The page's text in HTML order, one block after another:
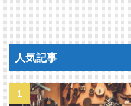
人気記事